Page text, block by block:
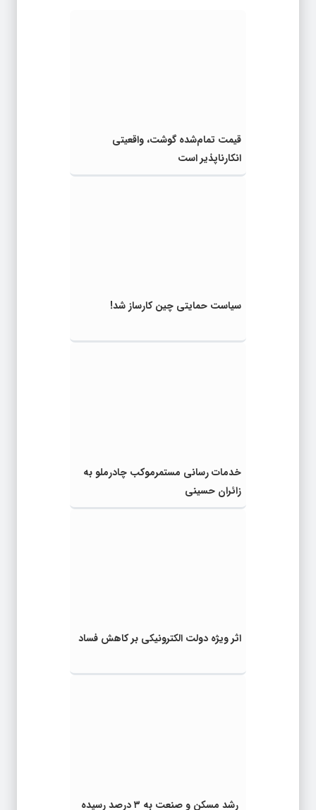
قیمت تمام‌شده گوشت، واقعیتی
انکارناپذیر است
سیاست حمایتی چین کارساز شد!
خدمات رسانی مستمرموکب چادرملو به
زائران حسینی
اثر ویژه دولت الکترونیکی بر کاهش فساد
رشد مسکن و صنعت به ۳ درصد رسیده